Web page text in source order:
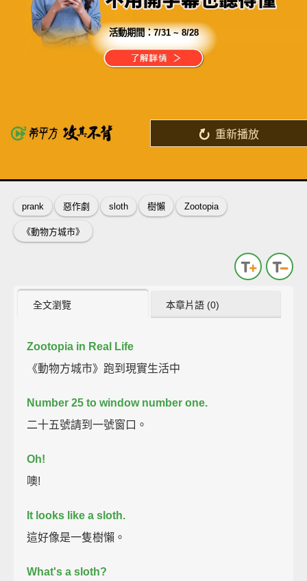
活動期間：7/31 ~ 8/28
重新播放
但為何對外國人就是說不出口呢？
了解詳情
prank 惡作劇 sloth 樹懶 Zootopia
《動物方城市》
全文瀏覽 本章片語 (0)
Zootopia in Real Life
《動物方城市》跑到現實生活中
Number 25 to window number one.
二十五號請到一號窗口。
Oh!
噢!
It looks like a sloth.
這好像是一隻樹懶。
What's a sloth?